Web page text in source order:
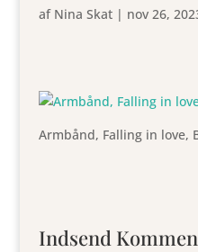
af Nina Skat| nov 26,
Armbånd, Falling in love,
Indsend